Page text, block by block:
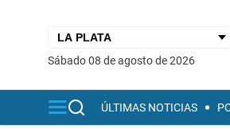
sábado 08 de agosto de 2026
ÚLTIMAS NOTICIAS